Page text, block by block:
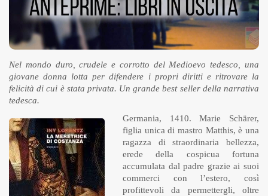
Nel mondo duro, crudele e corrotto del Medioevo tedesco, una
giovane donna lotta per difendere i propri diritti e ritrovare la
felicità di cui è stata privata. Un grande best seller della narrativa
tedesca.
Germania, 1410. Marie Schärer,
figlia unica di mastro Matthis, è una
ragazza di straordinaria bellezza,
erede della cospicua fortuna
accumulata dal padre grazie ai suoi
commerci con l’estero, così
profittevoli da permettergli, oltre